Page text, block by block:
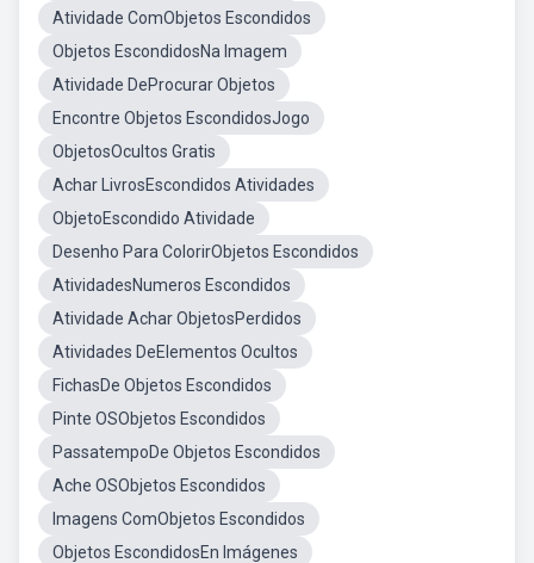
Atividade ComObjetos Escondidos
Objetos EscondidosNa Imagem
Atividade DeProcurar Objetos
Encontre Objetos EscondidosJogo
ObjetosOcultos Gratis
Achar LivrosEscondidos Atividades
ObjetoEscondido Atividade
Desenho Para ColorirObjetos Escondidos
AtividadesNumeros Escondidos
Atividade Achar ObjetosPerdidos
Atividades DeElementos Ocultos
FichasDe Objetos Escondidos
Pinte OSObjetos Escondidos
PassatempoDe Objetos Escondidos
Ache OSObjetos Escondidos
Imagens ComObjetos Escondidos
Objetos EscondidosEn Imágenes